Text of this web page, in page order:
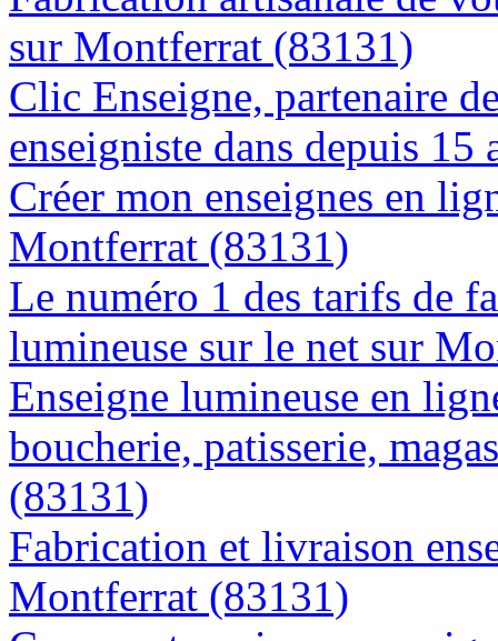
sur Montferrat (83131)
Clic Enseigne, partenaire
enseigniste dans depuis
Créer mon enseignes en
Montferrat (83131)
Le numéro 1 des tarifs de
lumineuse sur le net sur
Enseigne lumineuse en
boucherie, patisserie,
(83131)
Fabrication et livraison
Montferrat (83131)